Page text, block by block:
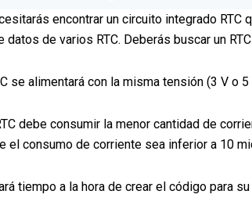
encontrar un circuito integrado
de varios RTC. Deberás buscar un
se alimentará con la misma tensión (3 V o
debe consumir la menor cantidad de
el consumo de corriente sea inferior a 10
tiempo a la hora de crear el código para